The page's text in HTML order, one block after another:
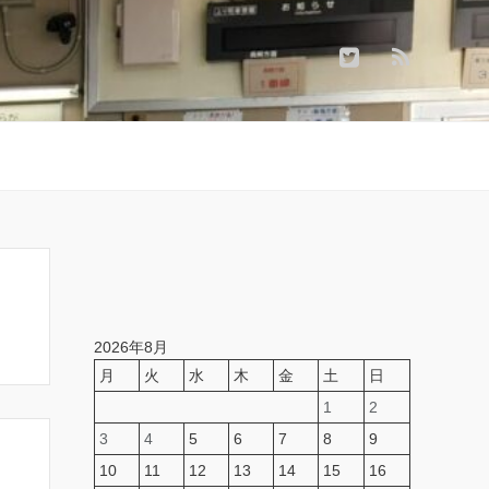
2026年8月
月
火 水 木 金 土
日
1
2
3
4 5 6 7 8
9
10
11 12 13 14 15 16